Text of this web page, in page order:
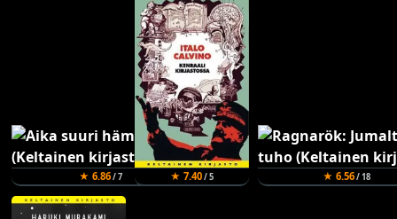
★ 6.86/ 7 ★ 7.40/ 5 ★ 6.56/ 18